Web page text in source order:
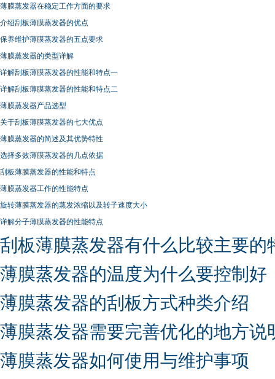
薄膜蒸发器在稳定工作方面的要求
介绍刮板薄膜蒸发器的优点
保养维护薄膜蒸发器的五点要求
薄膜蒸发器的类型详解
详解刮板薄膜蒸发器的性能和特点一
详解刮板薄膜蒸发器的性能和特点二
薄膜蒸发器产品选型
关于刮板薄膜蒸发器的七大优点
薄膜蒸发器的简述及其优势特性
选择多效薄膜蒸发器的几点依据
刮板薄膜蒸发器的性能和特点
薄膜蒸发器工作的性能特点
旋转薄膜蒸发器的蒸发浓缩以及转子速度大小
详解分子薄膜蒸发器的性能特点
刮板薄膜蒸发器有什么比较主要的
薄膜蒸发器的温度为什么要控制好
薄膜蒸发器的刮板方式种类介绍
薄膜蒸发器需要完善优化的地方说
薄膜蒸发器如何使用与维护事项